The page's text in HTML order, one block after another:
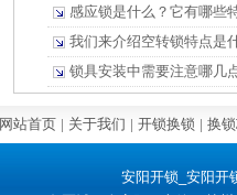
感应锁是什么？它有哪些
我们来介绍空转锁特点是
锁具安装中需要注意哪几
网站首页 | 关于我们 | 开锁换锁 | 换
安阳开锁_安阳开